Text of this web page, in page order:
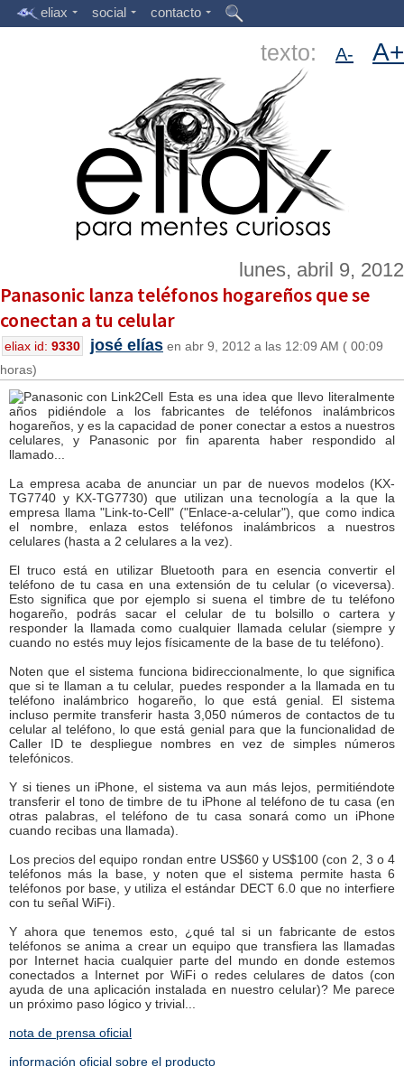
eliax social contacto
texto: A- A+
lunes, abril 9, 2012
Panasonic lanza teléfonos hogareños que se
conectan a tu celular
eliax id: 9330 josé elías en abr 9, 2012 a las 12:09 AM ( 00:09
horas)
Esta es una idea que llevo literalmente
años pidiéndole a los fabricantes de teléfonos inalámbricos
hogareños, y es la capacidad de poner conectar a estos a nuestros
celulares, y Panasonic por fin aparenta haber respondido al
llamado...
La empresa acaba de anunciar un par de nuevos modelos (KX-
TG7740 y KX-TG7730) que utilizan una tecnología a la que la
empresa llama "Link-to-Cell" ("Enlace-a-celular"), que como indica
el nombre, enlaza estos teléfonos inalámbricos a nuestros
celulares (hasta a 2 celulares a la vez).
El truco está en utilizar Bluetooth para en esencia convertir el
teléfono de tu casa en una extensión de tu celular (o viceversa).
Esto significa que por ejemplo si suena el timbre de tu teléfono
hogareño, podrás sacar el celular de tu bolsillo o cartera y
responder la llamada como cualquier llamada celular (siempre y
cuando no estés muy lejos físicamente de la base de tu teléfono).
Noten que el sistema funciona bidireccionalmente, lo que significa
que si te llaman a tu celular, puedes responder a la llamada en tu
teléfono inalámbrico hogareño, lo que está genial. El sistema
incluso permite transferir hasta 3,050 números de contactos de tu
celular al teléfono, lo que está genial para que la funcionalidad de
Caller ID te despliegue nombres en vez de simples números
telefónicos.
Y si tienes un iPhone, el sistema va aun más lejos, permitiéndote
transferir el tono de timbre de tu iPhone al teléfono de tu casa (en
otras palabras, el teléfono de tu casa sonará como un iPhone
cuando recibas una llamada).
Los precios del equipo rondan entre US$60 y US$100 (con 2, 3 o 4
teléfonos más la base, y noten que el sistema permite hasta 6
teléfonos por base, y utiliza el estándar DECT 6.0 que no interfiere
con tu señal WiFi).
Y ahora que tenemos esto, ¿qué tal si un fabricante de estos
teléfonos se anima a crear un equipo que transfiera las llamadas
por Internet hacia cualquier parte del mundo en donde estemos
conectados a Internet por WiFi o redes celulares de datos (con
ayuda de una aplicación instalada en nuestro celular)? Me parece
un próximo paso lógico y trivial...
nota de prensa oficial
información oficial sobre el producto